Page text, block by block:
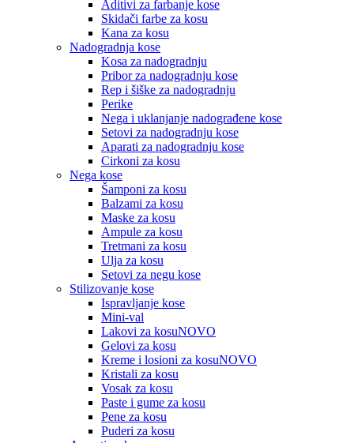
Aditivi za farbanje kose
Skidači farbe za kosu
Kana za kosu
Nadogradnja kose
Kosa za nadogradnju
Pribor za nadogradnju kose
Rep i šiške za nadogradnju
Perike
Nega i uklanjanje nadograđene kose
Setovi za nadogradnju kose
Aparati za nadogradnju kose
Cirkoni za kosu
Nega kose
Šamponi za kosu
Balzami za kosu
Maske za kosu
Ampule za kosu
Tretmani za kosu
Ulja za kosu
Setovi za negu kose
Stilizovanje kose
Ispravljanje kose
Mini-val
Lakovi za kosuNOVO
Gelovi za kosu
Kreme i losioni za kosuNOVO
Kristali za kosu
Vosak za kosu
Paste i gume za kosu
Pene za kosu
Puderi za kosu